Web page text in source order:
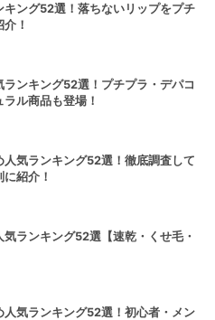
キング52選！落ちないリップをプチ
！
ンキング52選！プチプラ・デパコ
ル商品も登場！
人気ランキング52選！徹底調査して
紹介！
気ランキング52選【速乾・くせ毛・
人気ランキング52選！初心者・メン